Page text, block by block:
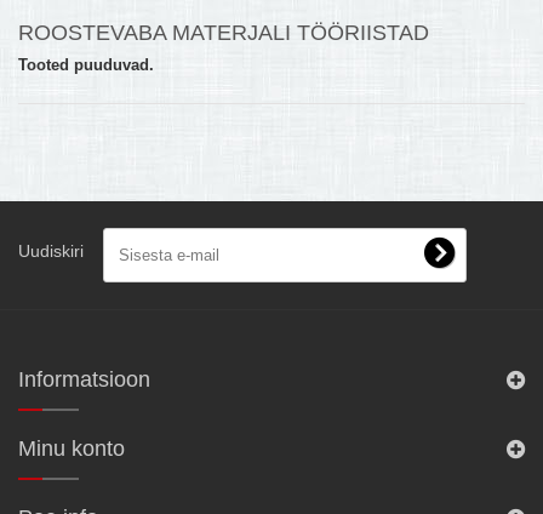
KONTAKTID JA REKVISIIDID
BOONUSPROGRAMM
ROOSTEVABA MATERJALI TÖÖRIISTAD
Tooted puuduvad.
Uudiskiri
Informatsioon
Minu konto